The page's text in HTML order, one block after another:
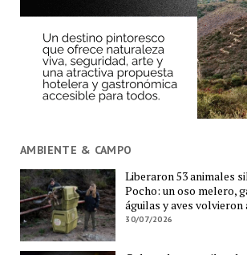
AMBIENTE & CAMPO
Liberaron 53 animales
Pocho: un oso melero,
águilas y aves
30/07/2026